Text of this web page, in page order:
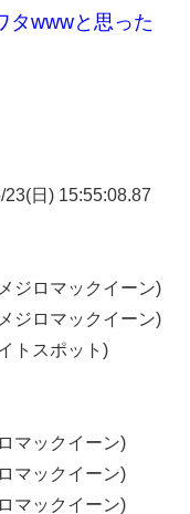
タwwwと思った
23(日) 15:55:08.87
ジロマックイーン)
ジロマックイーン)
トスポット)
マックイーン)
マックイーン)
マックイーン)